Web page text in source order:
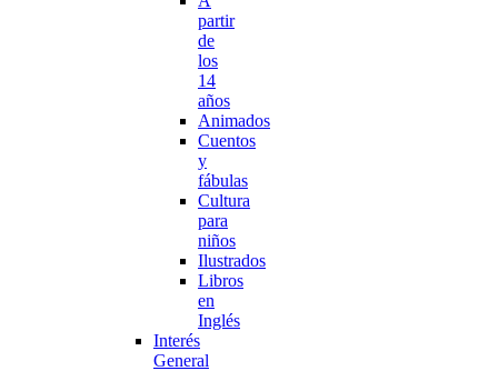
partir
de
los
14
años
Animados
Cuentos
y
fábulas
Cultura
para
niños
Ilustrados
Libros
en
Inglés
Interés
General